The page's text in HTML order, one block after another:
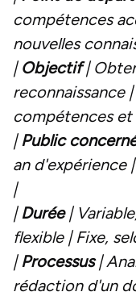
compétences
nouvelles
|Objectif|
reconnaissance
compétences et
|Public
an d'expérience
|
|Durée|
flexible | Fixe,
|Processus|
rédaction d'un